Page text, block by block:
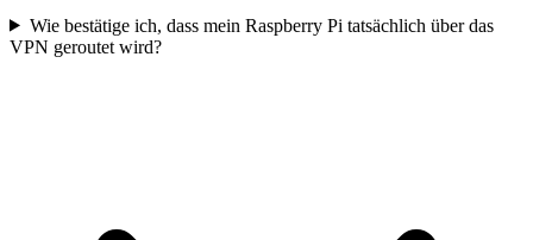
Wie bestätige ich, dass mein Raspberry Pi tatsächlich über das
VPN geroutet wird?